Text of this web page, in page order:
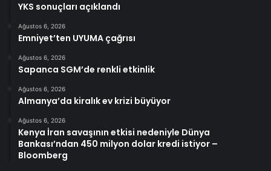
YKS sonuçları açıklandı
Ağustos 6, 2026
Emniyet’ten UYUMA çağrısı
Ağustos 6, 2026
Sapanca SGM’de renkli etkinlik
Ağustos 6, 2026
Almanya’da kiralık ev krizi büyüyor
Ağustos 6, 2026
Kenya İran savaşının etkisi nedeniyle Dünya
Bankası’ndan 450 milyon dolar kredi istiyor –
Bloomberg